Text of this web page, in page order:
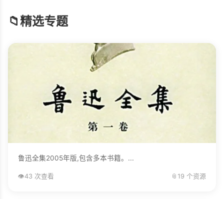
📁精选专题
鲁迅全集2005年版,包含多本书籍。...
👁️43 次查看 📎 19 个资源